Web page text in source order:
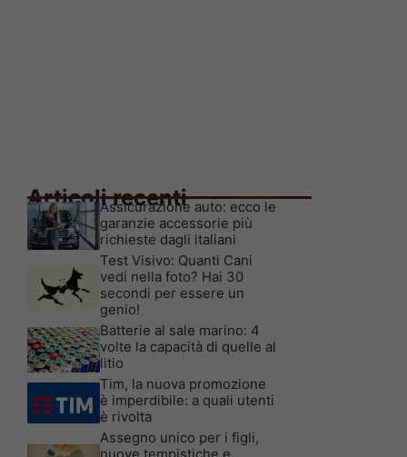
Articoli recenti
Assicurazione auto: ecco le
garanzie accessorie più
richieste dagli italiani
Test Visivo: Quanti Cani
vedi nella foto? Hai 30
secondi per essere un
genio!
Batterie al sale marino: 4
volte la capacità di quelle al
litio
Tim, la nuova promozione
è imperdibile: a quali utenti
è rivolta
Assegno unico per i figli,